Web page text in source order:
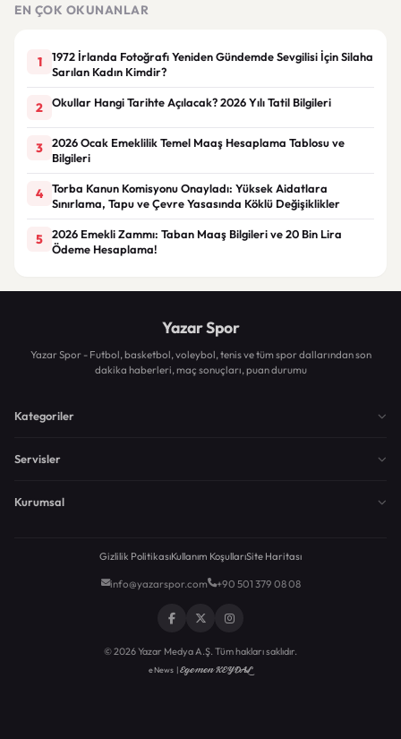
EN ÇOK OKUNANLAR
1
1972 İrlanda Fotoğrafı Yeniden Gündemde Sevgilisi İçin Silaha
Sarılan Kadın Kimdir?
2 Okullar Hangi Tarihte Açılacak? 2026 Yılı Tatil Bilgileri
3
2026 Ocak Emeklilik Temel Maaş Hesaplama Tablosu ve
Bilgileri
4
Torba Kanun Komisyonu Onayladı: Yüksek Aidatlara
Sınırlama, Tapu ve Çevre Yasasında Köklü Değişiklikler
5
2026 Emekli Zammı: Taban Maaş Bilgileri ve 20 Bin Lira
Ödeme Hesaplama!
Yazar Spor
Yazar Spor - Futbol, basketbol, voleybol, tenis ve tüm spor dallarından son
dakika haberleri, maç sonuçları, puan durumu
Kategoriler
Servisler
Kurumsal
Gizlilik PolitikasıKullanım KoşullarıSite Haritası
info@yazarspor.com +90 501 379 08 08
© 2026 Yazar Medya A.Ş. Tüm hakları saklıdır.
eNews |Egemen KEYDAL